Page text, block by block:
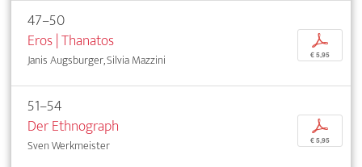
47–50
Eros | Thanatos
Janis Augsburger, Silvia Mazzini
p
€ 5,95
51–54
Der Ethnograph
Sven Werkmeister
p
€ 5,95